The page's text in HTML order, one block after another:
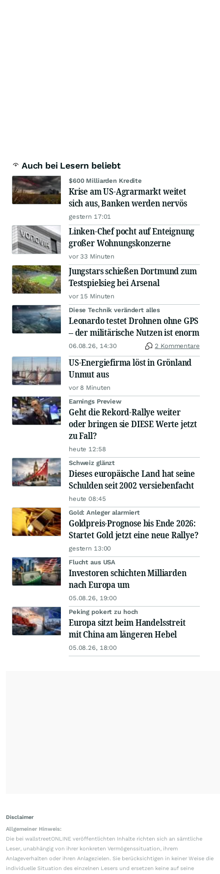
Auch bei Lesern beliebt
$600 Milliarden Kredite
Krise am US-Agrarmarkt weitet
sich aus, Banken werden nervös
gestern 17:01
Linken-Chef pocht auf Enteignung
großer Wohnungskonzerne
vor 33 Minuten
Jungstars schießen Dortmund zum
Testspielsieg bei Arsenal
vor 15 Minuten
Diese Technik verändert alles
Leonardo testet Drohnen ohne GPS
– der militärische Nutzen ist enorm
06.08.26, 14:30 2 Kommentare
US-Energiefirma löst in Grönland
Unmut aus
vor 8 Minuten
Earnings Preview
Geht die Rekord-Rallye weiter
oder bringen sie DIESE Werte jetzt
zu Fall?
heute 12:58
Schweiz glänzt
Dieses europäische Land hat seine
Schulden seit 2002 versiebenfacht
heute 08:45
Gold: Anleger alarmiert
Goldpreis-Prognose bis Ende 2026:
Startet Gold jetzt eine neue Rallye?
gestern 13:00
Flucht aus USA
Investoren schichten Milliarden
nach Europa um
05.08.26, 19:00
Peking pokert zu hoch
Europa sitzt beim Handelsstreit
mit China am längeren Hebel
05.08.26, 18:00
Disclaimer
Allgemeiner Hinweis:
Die bei wallstreetONLINE veröffentlichten Inhalte richten sich an sämtliche
Leser, unabhängig von ihrer konkreten Vermögenssituation, ihrem
Anlageverhalten oder ihren Anlagezielen. Sie berücksichtigen in keiner Weise die
individuelle Situation des einzelnen Lesers und ersetzen keine auf seine